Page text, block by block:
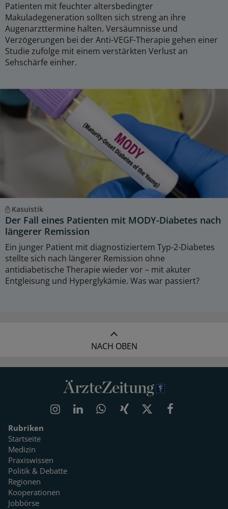
Patienten mit feuchter altersbedingter
Makuladegeneration sollten sich streng an ihre
Augenarzttermine halten. Versäumnisse und
Verzögerungen bei der Anti-VEGF-Therapie gehen einer
Studie zufolge mit einem verstärkten Verlust an
Sehschärfe einher.
Kasuistik
Der Fall eines Patienten mit MODY-Diabetes nach
längerer Remission
Ein junger Patient mit diagnostiziertem Typ-2-Diabetes
stellte sich nach längerer Remission ohne
antidiabetische Therapie wieder vor – mit akuter
Entgleisung und Hyperglykämie. Was war passiert?
NACH OBEN
Rubriken
Startseite
Medizin
Praxiswissen
Politik & Debatte
Regionen
Kooperationen
Jobbörse